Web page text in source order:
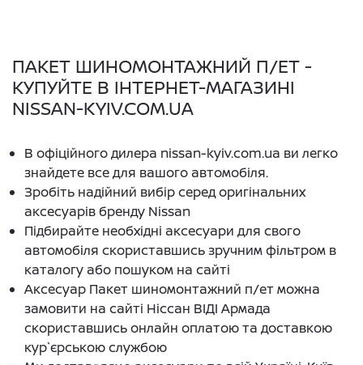
ПАКЕТ ШИНОМОНТАЖНИЙ П/ЕТ -
КУПУЙТЕ В ІНТЕРНЕТ-МАГАЗИНІ
NISSAN-KYIV.COM.UA
В офіційного дилера nissan-kyiv.com.ua ви легко
знайдете все для вашого автомобіля.
Зробіть надійний вибір серед оригінальних
аксесуарів бренду Nissan
Підбирайте необхідні аксесуари для свого
автомобіля скориставшись зручним фільтром в
каталогу або пошуком на сайті
Аксесуар Пакет шиномонтажний п/ет можна
замовити на сайті Ніссан ВІДІ Армада
скориставшись онлайн оплатою та доставкою
кур`єрською службою